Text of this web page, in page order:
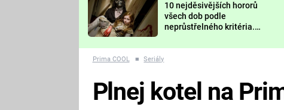
FUTURAMA
10 nejděsivějších hororů
všech dob podle
neprůstřelného kritéria.
nejvíc zvednou tep?
Prima COOL ■ Seriály
Plnej kotel na